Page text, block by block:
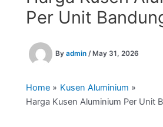
Per Unit
By admin / May 31, 2026
Home
Kusen Aluminium
Harga Kusen Aluminium Per Unit